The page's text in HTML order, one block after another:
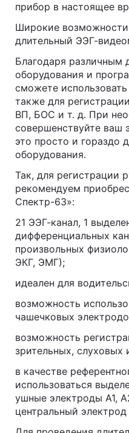
прибор в настоящее
Широкие
длительный ЭЭГ-
Благодаря различным
оборудования и
сможете
также для
ВП, БОС и т. д. При
совершенствуйте ваш
это просто и гораздо
оборудования.
Так, для регистрации
рекомендуем
Спектр-63»:
21 ЭЭГ-канал, 1
дифференциальных
произвольных
ЭКГ, ЭМГ);
идеален для
возможность
чашечковых
возможность
зрительных, слуховых
в качестве
использоваться
ушные электроды А1,
центральный